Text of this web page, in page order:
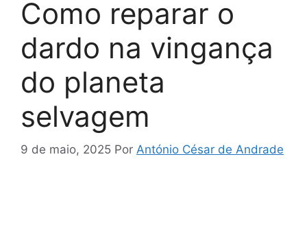
Como reparar o
dardo na vingança
do planeta
selvagem
9 de maio, 2025 Por António César de Andrade